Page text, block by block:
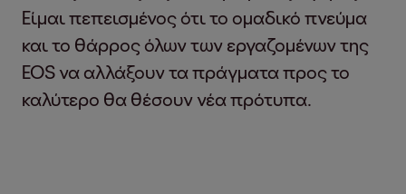
Είμαι πεπεισμένος ότι το ομαδικό πνεύμα
και το θάρρος όλων των εργαζομένων της
EOS να αλλάξουν τα πράγματα προς το
καλύτερο θα θέσουν νέα πρότυπα.